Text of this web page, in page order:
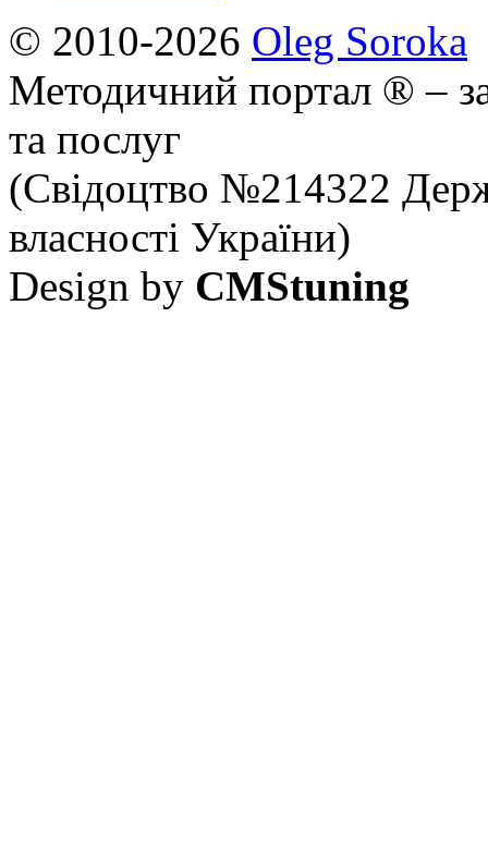
© 2010-2026 Oleg Soroka
Методичний портал ® –
та послуг
(Свідоцтво №214322
власності України)
Design by CMStuning